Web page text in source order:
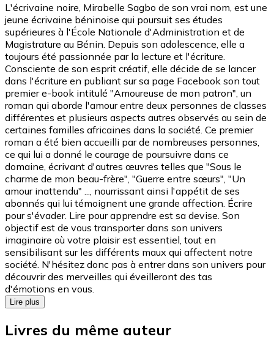
L'écrivaine noire, Mirabelle Sagbo de son vrai nom, est une
jeune écrivaine béninoise qui poursuit ses études
supérieures à l'École Nationale d'Administration et de
Magistrature au Bénin. Depuis son adolescence, elle a
toujours été passionnée par la lecture et l'écriture.
Consciente de son esprit créatif, elle décide de se lancer
dans l'écriture en publiant sur sa page Facebook son tout
premier e-book intitulé "Amoureuse de mon patron", un
roman qui aborde l'amour entre deux personnes de classes
différentes et plusieurs aspects autres observés au sein de
certaines familles africaines dans la société. Ce premier
roman a été bien accueilli par de nombreuses personnes,
ce qui lui a donné le courage de poursuivre dans ce
domaine, écrivant d'autres œuvres telles que "Sous le
charme de mon beau-frère", "Guerre entre sœurs", "Un
amour inattendu" ..., nourrissant ainsi l'appétit de ses
abonnés qui lui témoignent une grande affection. Écrire
pour s'évader. Lire pour apprendre est sa devise. Son
objectif est de vous transporter dans son univers
imaginaire où votre plaisir est essentiel, tout en
sensibilisant sur les différents maux qui affectent notre
société. N'hésitez donc pas à entrer dans son univers pour
découvrir des merveilles qui éveilleront des tas
d'émotions en vous.
Lire plus
Livres du même auteur